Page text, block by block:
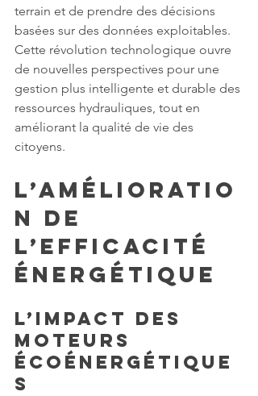
terrain et de prendre des décisions
basées sur des données exploitables.
Cette révolution technologique ouvre
de nouvelles perspectives pour une
gestion plus intelligente et durable des
ressources hydrauliques, tout en
améliorant la qualité de vie des
citoyens.
L’amélioratio
n de
l’Efficacité
Énergétique
L’Impact des
Moteurs
Écoénergétique
s